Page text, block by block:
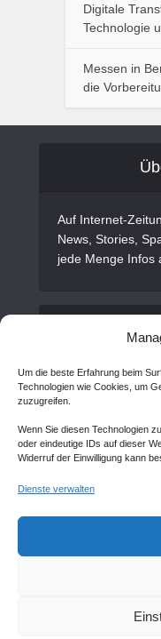
Um die beste Erfahrung beim
Technologien wie Cookies, um
zuzugreifen.
Wenn Sie diesen Technologien
oder eindeutige IDs auf dieser
Widerruf der Einwilligung kann
Dienste verwalten
Digitale
Technologie
Messen in
die
Auf Internet-
News, Stories,
jede Menge Infos
Gastartikel
AGB
Sitemap